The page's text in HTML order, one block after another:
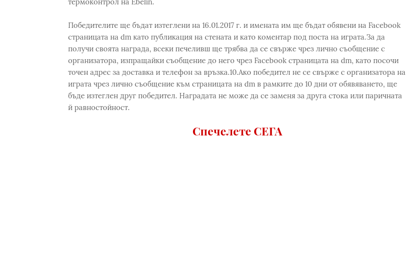
Победителите ще бъдат изтеглени на 16.01.2017 г. и имената им ще бъдат обявени на Facebook
страницата на dm като публикация на стената и като коментар под поста на играта.За да
получи своята награда, всеки печеливш ще трябва да се свърже чрез лично съобщение с
организатора, изпращайки съобщение до него чрез Facebook страницата на dm, като посочи
точен адрес за доставка и телефон за връзка.10.Ако победител не се свърже с организатора на
играта чрез лично съобщение към страницата на dm в рамките до 10 дни от обявяването, ще
бъде изтеглен друг победител. Наградата не може да се заменя за друга стока или паричната
й равностойност.
Спечелете СЕГА